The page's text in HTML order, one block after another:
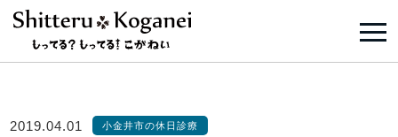
2019.04.01 小金井市の休日診療